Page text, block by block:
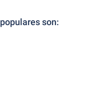
son: